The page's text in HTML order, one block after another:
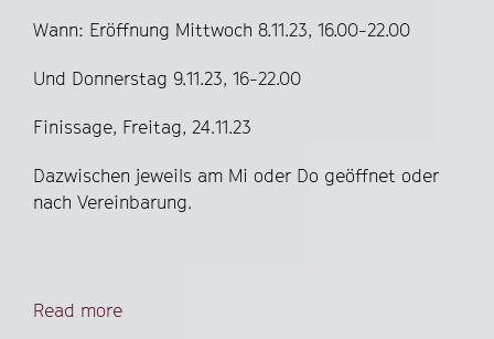
Wann: Eröffnung Mittwoch 8.11.23, 16.00-22.00
Und Donnerstag 9.11.23, 16-22.00
Finissage, Freitag, 24.11.23
Dazwischen jeweils am Mi oder Do geöffnet oder
nach Vereinbarung.
Read more